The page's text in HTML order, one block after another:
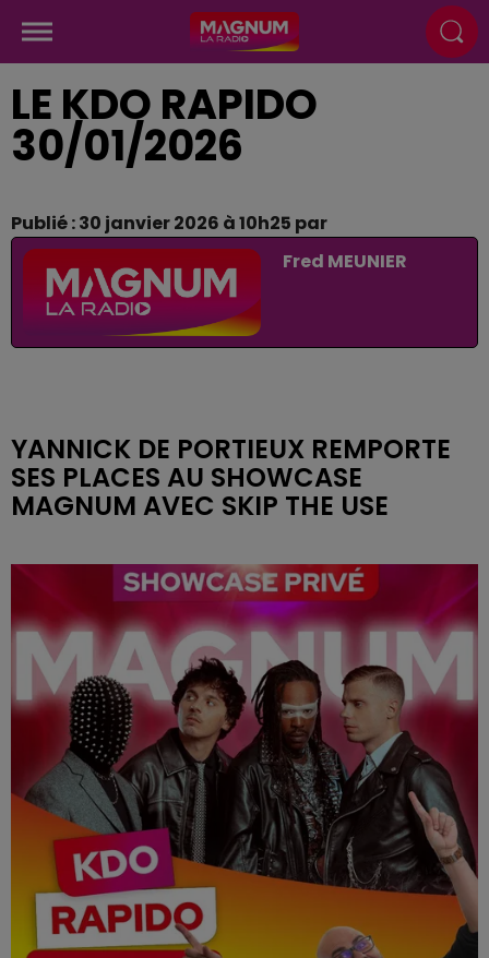
LE KDO RAPIDO
30/01/2026
Publié : 30 janvier 2026 à 10h25 par
Fred MEUNIER
YANNICK DE PORTIEUX REMPORTE
SES PLACES AU SHOWCASE
MAGNUM AVEC SKIP THE USE